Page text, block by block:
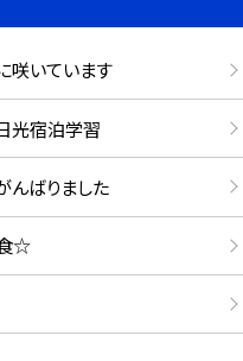
咲いています
光宿泊学習
ばりました
☆